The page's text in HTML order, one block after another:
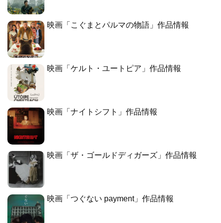
映画「こぐまとパルマの物語」作品情報
映画「ケルト・ユートピア」作品情報
映画「ナイトシフト」作品情報
映画「ザ・ゴールドディガーズ」作品情報
映画「つぐない payment」作品情報